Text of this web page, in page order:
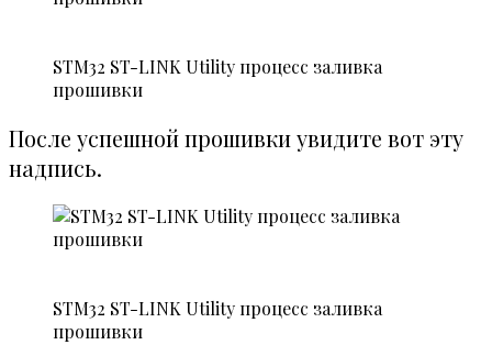
STM32 ST-LINK Utility процесс заливка
прошивки
После успешной прошивки увидите вот эту
надпись.
STM32 ST-LINK Utility процесс заливка
прошивки